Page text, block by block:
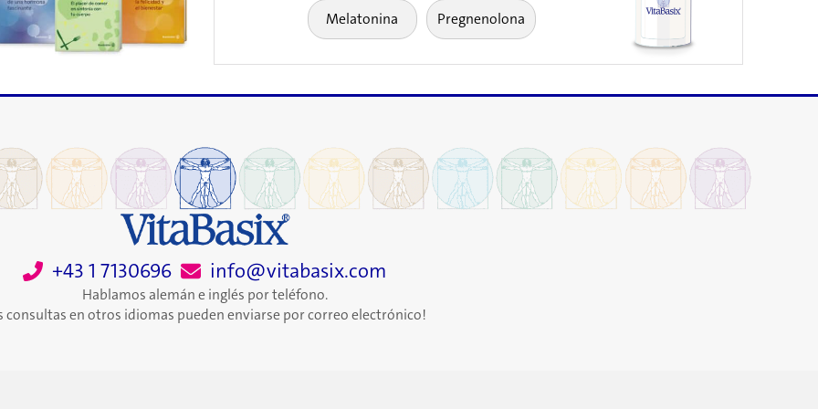
Melatonina Pregnenolona
+43 1 7130696 info@vitabasix.com
Hablamos alemán e inglés por teléfono.
consultas en otros idiomas pueden enviarse por correo electrónico!